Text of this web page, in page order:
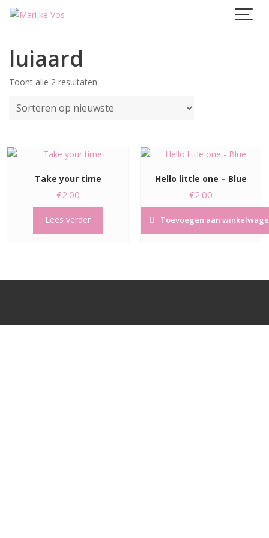
Skip
luiaard
Toont alle 2 resultaten
nieuwste
Take your time
€2.00
Lees verder
Hello little one – Blue
€2.00
Toevoegen aan